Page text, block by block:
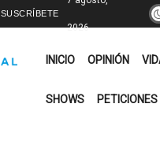
SUSCRÍBETE
2026
INICIO OPINIÓN
SHOWS PETICIONES